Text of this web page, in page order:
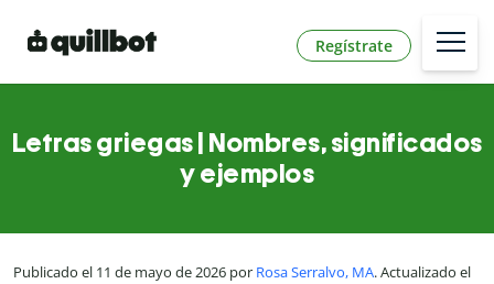
Regístrate
Letras griegas | Nombres, significados
y ejemplos
Publicado el 11 de mayo de 2026 por Rosa Serralvo, MA. Actualizado el